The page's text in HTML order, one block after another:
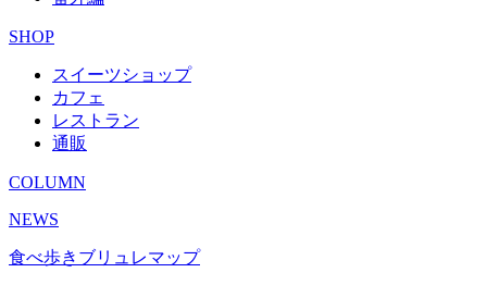
SHOP
スイーツショップ
カフェ
レストラン
通販
COLUMN
NEWS
食べ歩きブリュレマップ